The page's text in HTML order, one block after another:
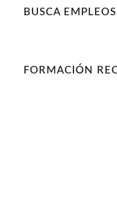
BUSCA
FORMACIÓN